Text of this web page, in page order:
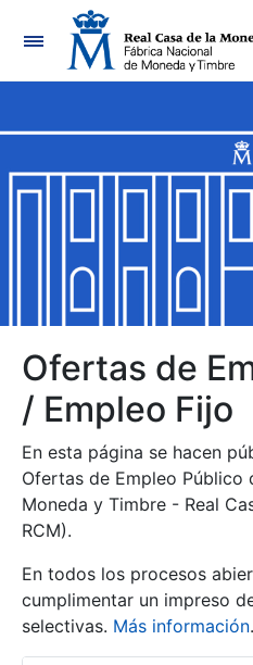
Navegación
Mostrar/Ocultar
Mostrar/Ocultar
Mostrar/Ocultar
Mostrar/Ocultar
Mostrar/Ocultar
Ofertas de
/ Empleo Fijo
En esta página se hacen
Ofertas de Empleo Público
Moneda y Timbre - Real
RCM).
En todos los procesos
cumplimentar un impreso
selectivas. Más información.